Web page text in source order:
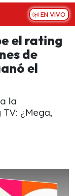
EN VIVO
el rating
de
el
la
¿Mega,